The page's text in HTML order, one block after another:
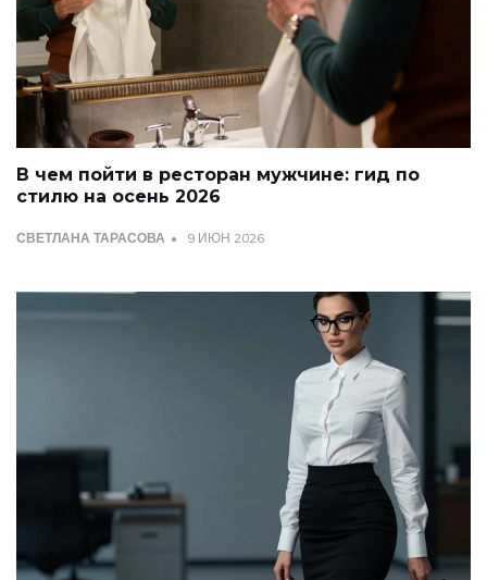
В чем пойти в ресторан мужчине: гид по
стилю на осень 2026
СВЕТЛАНА ТАРАСОВА 9 ИЮН 2026